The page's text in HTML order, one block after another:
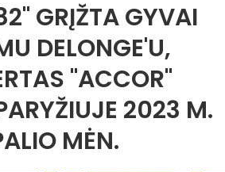
GRĮŽTA GYVAI
DELONGE'U,
"ACCOR"
2023 M.
MĖN.